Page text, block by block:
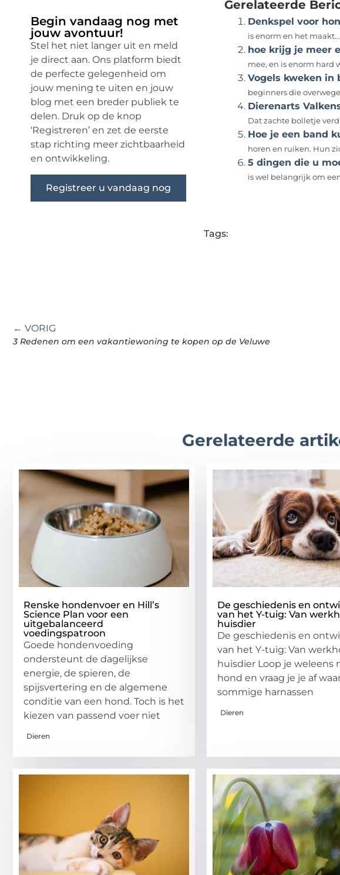
Begin vandaag nog met
jouw avontuur!
Stel het niet langer uit en meld
je direct aan. Ons platform biedt
de perfecte gelegenheid om
jouw mening te uiten en jouw
blog met een breder publiek te
delen. Druk op de knop
‘Registreren’ en zet de eerste
stap richting meer zichtbaarheid
en ontwikkeling.
Registreer u vandaag nog
Gerelateerde
Denkspel voor
is enorm en het maakt...
hoe krijg je meer
mee, en is enorm hard
Vogels kweken in
beginners die
Dierenarts
Dat zachte bolletje
Hoe je een band
horen en ruiken. Hun
5 dingen die u
is wel belangrijk om
Tags:
← VORIG
3 Redenen om een vakantiewoning te kopen op de Veluwe
Gerelateerde
Renske hondenvoer en Hill’s
Science Plan voor een
uitgebalanceerd
voedingspatroon
Goede hondenvoeding
ondersteunt de dagelijkse
energie, de spieren, de
spijsvertering en de algemene
conditie van een hond. Toch is het
kiezen van passend voer niet
Dieren
De geschiedenis en
van het Y-tuig: Van
huisdier
De geschiedenis en
van het Y-tuig: Van
huisdier Loop je weleens
hond en vraag je je af
sommige harnassen
Dieren